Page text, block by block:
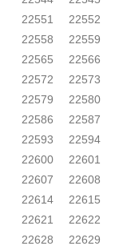
22551
22552
22558
22559
22565
22566
22572
22573
22579
22580
22586
22587
22593
22594
22600
22601
22607
22608
22614
22615
22621
22622
22628
22629